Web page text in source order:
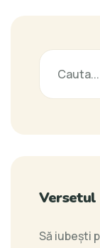
Să iubeşti